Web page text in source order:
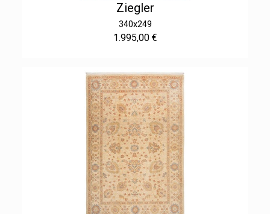
Ziegler
340x249
1.995,00 €